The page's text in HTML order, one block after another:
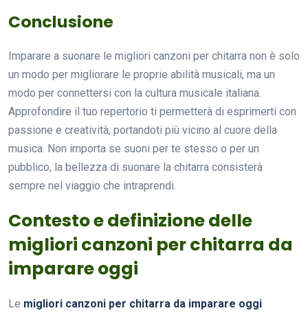
Conclusione
Imparare a suonare le migliori canzoni per chitarra non è solo
un modo per migliorare le proprie abilità musicali, ma un
modo per connettersi con la cultura musicale italiana.
Approfondire il tuo repertorio ti permetterà di esprimerti con
passione e creatività, portandoti più vicino al cuore della
musica. Non importa se suoni per te stesso o per un
pubblico, la bellezza di suonare la chitarra consisterà
sempre nel viaggio che intraprendi.
Contesto e definizione delle
migliori canzoni per chitarra da
imparare oggi
Le migliori canzoni per chitarra da imparare oggi